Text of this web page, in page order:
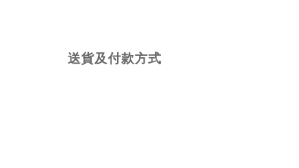
送貨及付款方式